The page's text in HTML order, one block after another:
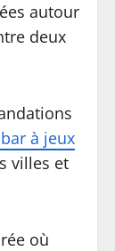
autour
deux
à jeux
villes et
où